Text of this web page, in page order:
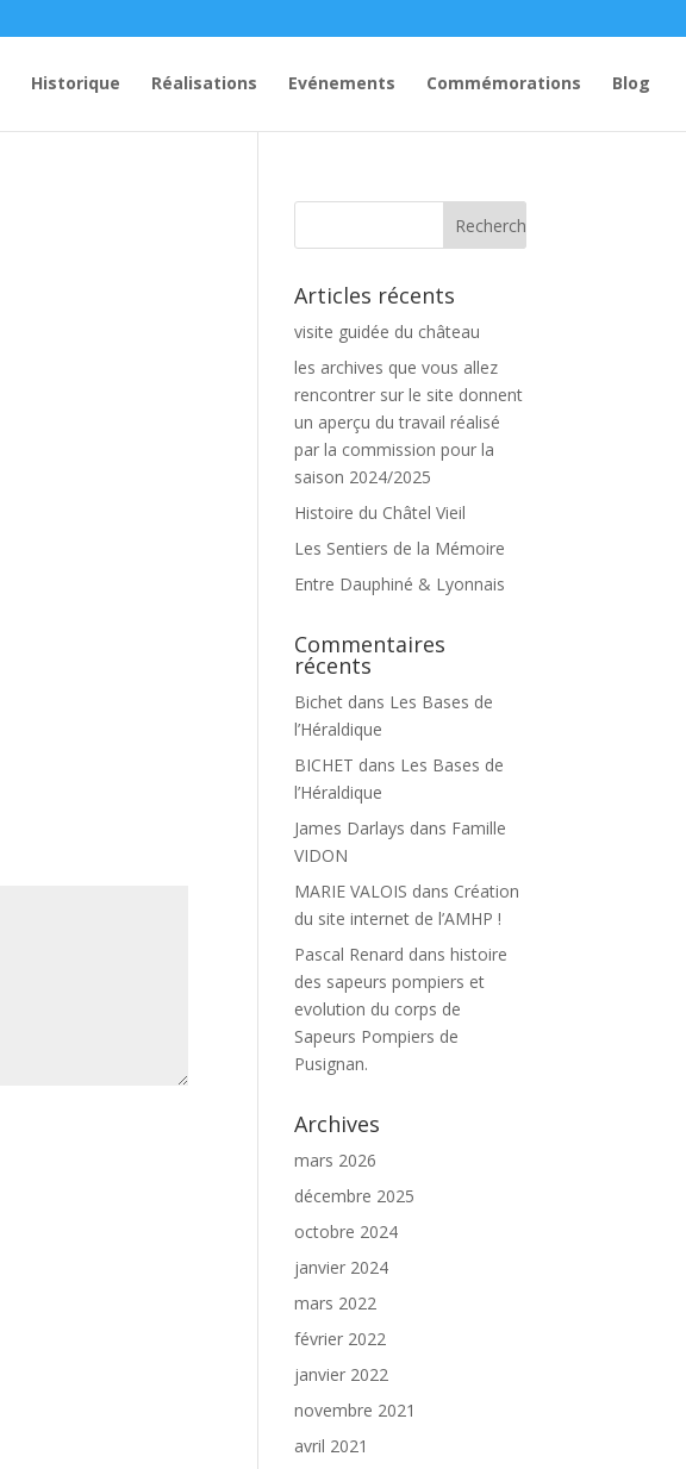
Historique Réalisations Evénements Commémorations Blog
Articles récents
visite guidée du château
les archives que vous allez
rencontrer sur le site donnent
un aperçu du travail réalisé
par la commission pour la
saison 2024/2025
Histoire du Châtel Vieil
Les Sentiers de la Mémoire
Entre Dauphiné & Lyonnais
Commentaires
récents
Bichet dans Les Bases de
l’Héraldique
BICHET dans Les Bases de
l’Héraldique
James Darlays dans Famille
VIDON
MARIE VALOIS dans Création
du site internet de l’AMHP !
Pascal Renard danshistoire
des sapeurs pompiers et
evolution du corps de
Sapeurs Pompiers de
Pusignan.
Archives
mars 2026
décembre 2025
octobre 2024
janvier 2024
mars 2022
février 2022
janvier 2022
novembre 2021
avril 2021